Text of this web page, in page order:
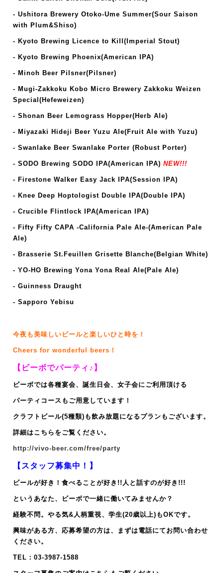
- Ushitora Brewery Otoko-Ume Summer(Sour Saison
with Plum&Shiso)
- Kyoto Brewing Licence to Kill(Imperial Stout)
- Kyoto Brewing Phoenix(American IPA)
- Minoh Beer Pilsner(Pilsner)
- Mugi-Zakkoku Kobo Micro Brewery Zakkoku Weizen
Special(Hefeweizen)
- Shonan Beer Lemograss Hopper(Herb Ale)
- Miyazaki Hideji Beer Yuzu Ale(Fruit Ale with Yuzu)
- Swanlake Beer Swanlake Porter (Robust Porter)
- SODO Brewing SODO IPA(American IPA) NEW!!!
- Firestone Walker Easy Jack IPA(Session IPA)
- Knee Deep Hoptologist Double IPA(Double IPA)
- Crucible Flintlock IPA(American IPA)
- Fifty Fifty CAPA -California Pale Ale-(American Pale
Ale)
- Brasserie St.Feuillen Grisette Blanche(Belgian White)
- YO-HO Brewing Yona Yona Real Ale(Pale Ale)
- Guinness Draught
- Sapporo Yebisu
今夜も美味しいビールと楽しいひと時を！
Cheers for wonderful beers！
【ビーボでパーティ♪】
ビーボでは各種宴会、誕生日会、女子会にご利用頂ける
パーティコースもご用意しています！
クラフトビール(5種類)も飲み放題になるプランもございます。
詳細はこちらをご覧ください。
http://vivo-beer.com/free/party
【スタッフ募集中！】
ビールが好き！食べることが好き!!人と話すのが好き!!!
というあなた、ビーボで一緒に働いてみませんか？
経験不問。やる気&人柄重視、 学生(20歳以上)もOKです。
興味がある方、応募希望の方は、まずは電話にてお問い合わせ
ください。
TEL：03-3987-1588